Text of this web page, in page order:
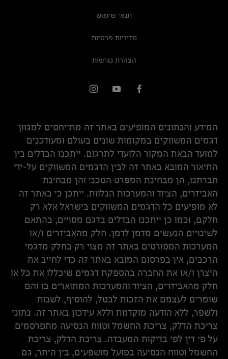
תנאי שימוש
מדיניות פרטיות
הצהרת נגישות
המידע והנתונים המופיעים באתר זה מתייחסים למגוון
דגמים המשווקים במקומות שונים בעולם ומעודכנים
למועד הבאת המקור הלועדי לתרגום. ייתכנו הבדלים בין
התיאור המובא באתר זה לבין הדגמים המשווקים על-ידי
חברתנו, הן מבחינת המפרט הטכני והן מבחינת
האביזרים, הציוד והמערכות הנלוות. ייתכן כי באתר זה
לא מופיעים כל הדגמים המשווקים בישראל אלא רק
חלקם, וכמו כן ייתכנו הבדלים בדגם מסויים, בהתאם
לשינויים הנעשים מדמן לדמן. חלק מהאביזרים ו/או
המערכות המפורטים באתר זה מצוי רק בחלק מדגמי
הרכבים, אין בפרסום המובא באתר זה כדי לחייב את
היצרן ו/או את החברה בהספקת דגמים שיכללו את כל או
חלק מהאביזרים, הציוד והמערכות המתוארים בו והם
שומרים לעצמם את הזכות לבטל, להוסיף, לשנות
ולשפר, ללא הודעה מוקדמת וללא עידכון באתר זה. נתוני
צריכת הדלק, צריכת החשמל וטווח הנסיעה מתפרסמים
על פי דין לפי בדיקות המעבדה. צריכת הדלק, צריכת
החשמל וטווח הנסיעה בפועל מושפעים, בין היתר, גם